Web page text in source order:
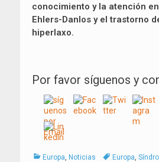
conocimiento y la atención
Ehlers-Danlos y el trastorno
hiperlaxo.
Por favor síguenos y
Categorías
Europa, Noticias TagsEuropa,